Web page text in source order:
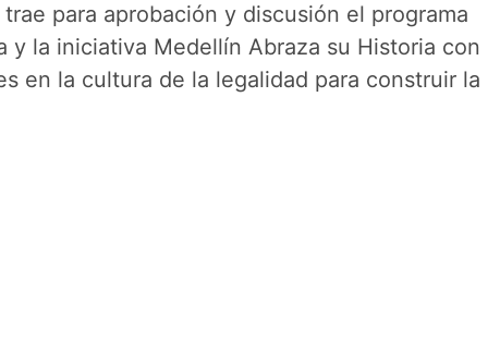
para aprobación y discusión el programa
la iniciativa Medellín Abraza su Historia con
en la cultura de la legalidad para construir la